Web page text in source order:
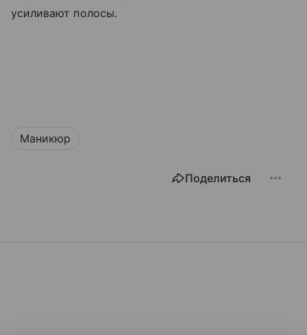
усиливают полосы.
Маникюр
Поделиться